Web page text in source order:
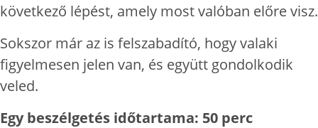
következő lépést, amely most valóban előre visz.
Sokszor már az is felszabadító, hogy valaki
figyelmesen jelen van, és együtt gondolkodik
veled.
Egy beszélgetés időtartama: 50 perc